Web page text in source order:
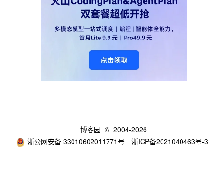
博客园 © 2004-2026
浙公网安备 33010602011771号
浙ICP备2021040463号-3